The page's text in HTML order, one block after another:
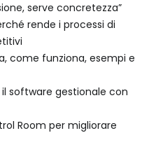
serve concretezza”
rende i processi di
come funziona, esempi e
il software gestionale con
Room per migliorare